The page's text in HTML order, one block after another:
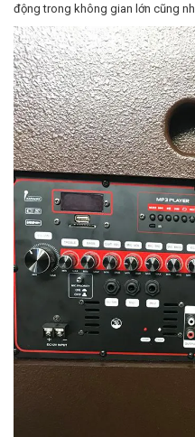
động trong không gian lớn cũng